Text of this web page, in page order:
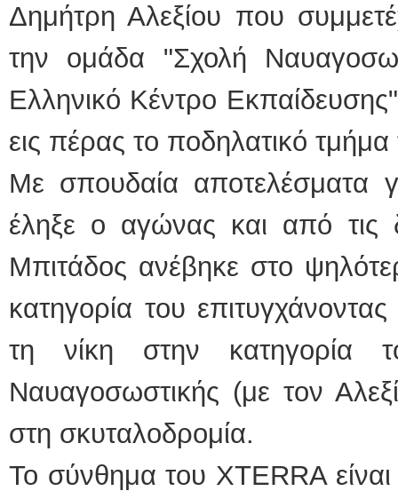
Δημήτρη Αλεξίου που
την ομάδα "Σχολή
Ελληνικό Κέντρο
εις πέρας το ποδηλατικό
Με σπουδαία αποτελέσματα
έληξε ο αγώνας και από
Μπιτάδος ανέβηκε στο
κατηγορία του
τη νίκη στην
Ναυαγοσωστικής (με τον
στη σκυταλοδρομία.
Το σύνθημα του XTERRA